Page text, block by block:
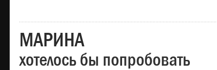
МАРИНА
хотелось бы попробовать